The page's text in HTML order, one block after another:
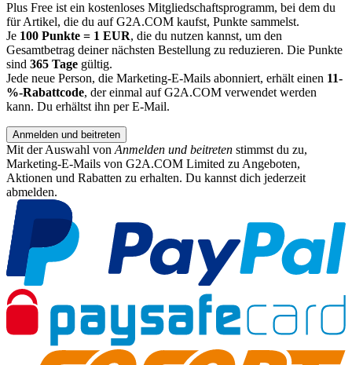
Plus Free ist ein kostenloses Mitgliedschaftsprogramm, bei dem du
für Artikel, die du auf G2A.COM kaufst, Punkte sammelst.
Je 100 Punkte = 1 EUR, die du nutzen kannst, um den
Gesamtbetrag deiner nächsten Bestellung zu reduzieren. Die Punkte
sind 365 Tage gültig.
Jede neue Person, die Marketing-E-Mails abonniert, erhält einen 11-
%-Rabattcode, der einmal auf G2A.COM verwendet werden
kann. Du erhältst ihn per E-Mail.
Anmelden und beitreten
Mit der Auswahl von Anmelden und beitreten stimmst du zu,
Marketing-E-Mails von G2A.COM Limited zu Angeboten,
Aktionen und Rabatten zu erhalten. Du kannst dich jederzeit
abmelden.